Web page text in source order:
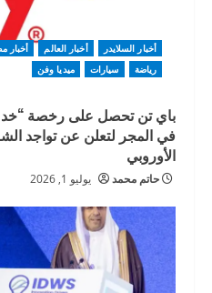
أخبار السلايدر أخبار العالم أخبار
رياضة
سيارات ميديا وفن
باي تن تحصل على رخصة
في المجر لتعلن عن تواجد
الأوروبي
حاتم محمد يوليو 1, 2026